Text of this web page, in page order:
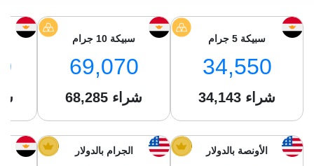
أسعار الذهب
سعر الذهب عيار 24
سعر جنيه الذهب
سبائك الذهب
بي تي سي
سام
أسعار الفضة اليوم
سبائك الفضة
بي تي سي
جونير
من نحن
سبيكة 5 جرام
34,550
34,143 شراء
سبيكة 10 جرام
69,070
68,285 شراء
الأونصة بالدولار الجرام بالدولار